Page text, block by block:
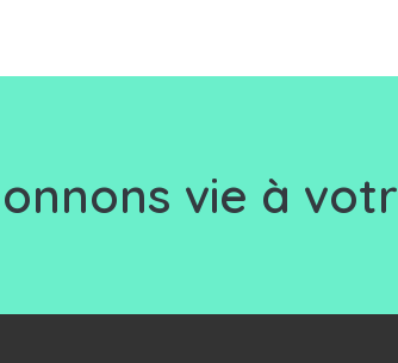
onnons vie à